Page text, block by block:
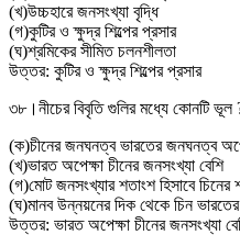
(খ)উচ্চহারে জনসংখ্যা বৃদ্ধি
(গ)কুটির ও ক্ষুদ্র শিল্পের প্রসার
(ঘ)শ্রমিকের সীমিত চলনশীলতা
উত্তর: কুটির ও ক্ষুদ্র শিল্পের প্রসার
৩৮। নীচের বিবৃতি গুলির মধ্যে কোনটি ভূল
(ক)চীনের জনঘনত্ব ভারতের জনঘনত্ব
(খ)ভারত অপেক্ষা চীনের জনসংখ্যা বেশি
(গ)মোট জনসংখ্যার শতাংশ হিসাবে চিনের
(ঘ)মানব উন্নয়নের দিক থেকে চিন
উত্তর: ভারত অপেক্ষা চীনের জনসংখ্যা